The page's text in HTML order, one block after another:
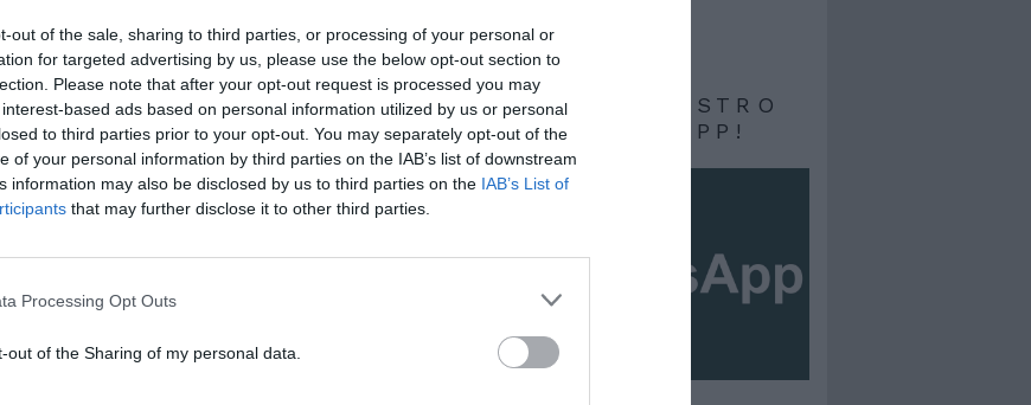
out of the sale, sharing to third parties, or processing of your personal or
for targeted advertising by us, please use the below opt-out section to
Please note that after your opt-out request is processed you may
based ads based on personal information utilized by us or personal
to third parties prior to your opt-out. You may separately opt-out of the
of your personal information by third parties on the IAB’s list of downstream
information may also be disclosed by us to third parties on the IAB’s List of
that may further disclose it to other third parties.
Processing Opt Outs
out of the Sharing of my personal data.
ISCRIVITI AL NOSTRO
CANALE WHATSAPP!